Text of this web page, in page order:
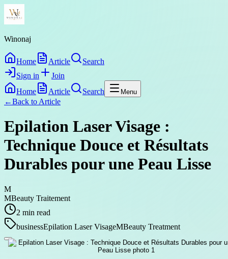
Winonaj
Home Article
Search
Sign in
Join
Home
Article Search Menu
←Back to Article
Epilation Laser Visage :
Technique Douce et Résultats
Durables pour une Peau Lisse
M
MBeauty Traitement
2 min read
businessEpilation Laser VisageMBeauty Treatment